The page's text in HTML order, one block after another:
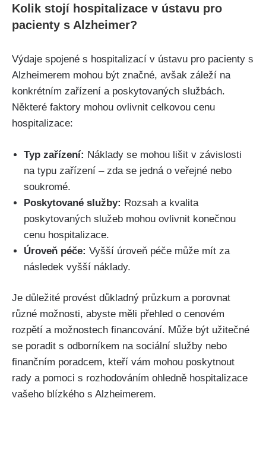
Kolik stojí hospitalizace v ústavu pro
pacienty s Alzheimer?
Výdaje spojené s hospitalizací v ústavu pro pacienty s
Alzheimerem mohou být značné, avšak záleží na
konkrétním zařízení a poskytovaných službách.
Některé faktory mohou ovlivnit celkovou cenu
hospitalizace:
Typ zařízení: Náklady se mohou lišit v závislosti
na typu zařízení – zda se jedná o veřejné nebo
soukromé.
Poskytované služby: Rozsah a kvalita
poskytovaných služeb mohou ovlivnit konečnou
cenu hospitalizace.
Úroveň péče: Vyšší úroveň péče může mít za
následek vyšší náklady.
Je důležité provést důkladný průzkum a porovnat
různé možnosti, abyste měli přehled o cenovém
rozpětí a možnostech financování. Může být užitečné
se poradit s odborníkem na sociální služby nebo
finančním poradcem, kteří vám mohou poskytnout
rady a pomoci s rozhodováním ohledně hospitalizace
vašeho blízkého s Alzheimerem.